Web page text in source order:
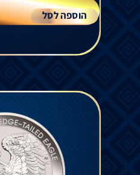
הוספה לסל